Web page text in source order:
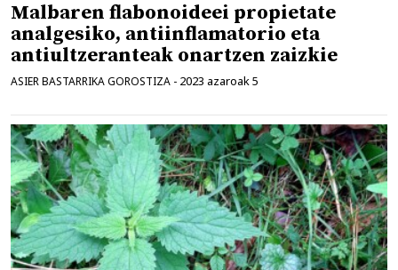
Malbaren flabonoideei propietate
analgesiko, antiinflamatorio eta
antiultzeranteak onartzen zaizkie
ASIER BASTARRIKA GOROSTIZA - 2023 azaroak 5